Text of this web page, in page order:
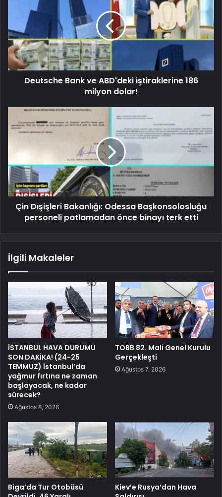
Deutsche Bank ve ABD'deki iştiraklerine 186
milyon dolar!
Çin Dışişleri Bakanlığı: Odessa Başkonsolosluğu
personeli patlamadan önce binayı terk etti
İlgili Makaleler
İSTANBUL HAVA DURUMU
SON DAKİKA! (24-25
TEMMUZ) İstanbul’da
yağmur fırtına ne zaman
başlayacak, ne kadar
sürecek?
Ağustos 8, 2026
TOBB 82. Mali Genel Kurulu
Gerçekleşti
Ağustos 7, 2026
Biga’da Tur Otobüsü
Kiev’e Rusya’dan Hava